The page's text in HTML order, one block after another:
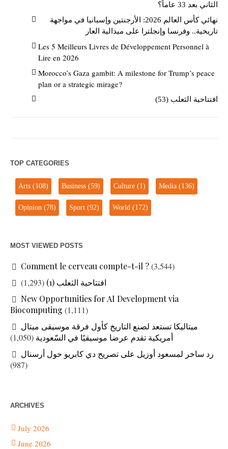
الثاني بعد 33 عاماً؟
نهائي كأس العالم 2026: الأرجنتين وإسبانيا في مواجهة
تاريخية.. وفرنسا وإنجلترا على ميدالية العار
Les 5 Meilleurs Livres de Développement Personnel à
Lire en 2026
Morocco’s Gaza gambit: A milestone for Trump’s peace
plan or a strategic mirage?
افتتاحية الثعلب (53)
TOP CATEGORIES
Arts (108) Business (59) Culture (1) Media (136)
Opinion (78) Sport (92) World (172)
MOST VIEWED POSTS
Comment le cerveau compte-t-il ?(3,544)
افتتاحية الثعلب (1)
(1,293)
New Opportunities for AI Development via
Biocomputing (1,111)
ميتاليكا تستعد لصنع التاريخ كأول فرقة موسيقى ميتال
أمريكية تقدم عرضا موسيقيًا في السّعودية (1,050)
رد ساخر لمسعود أوزيل على تصريح دي كابريو حول أرسنال
(987)
ARCHIVES
July 2026
June 2026